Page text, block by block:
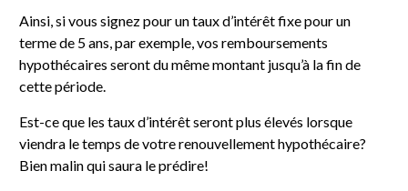
Ainsi, si vous signez pour un taux d’intérêt fixe pour un
terme de 5 ans, par exemple, vos remboursements
hypothécaires seront du même montant jusqu’à la fin de
cette période.
Est-ce que les taux d’intérêt seront plus élevés lorsque
viendra le temps de votre renouvellement hypothécaire?
Bien malin qui saura le prédire!